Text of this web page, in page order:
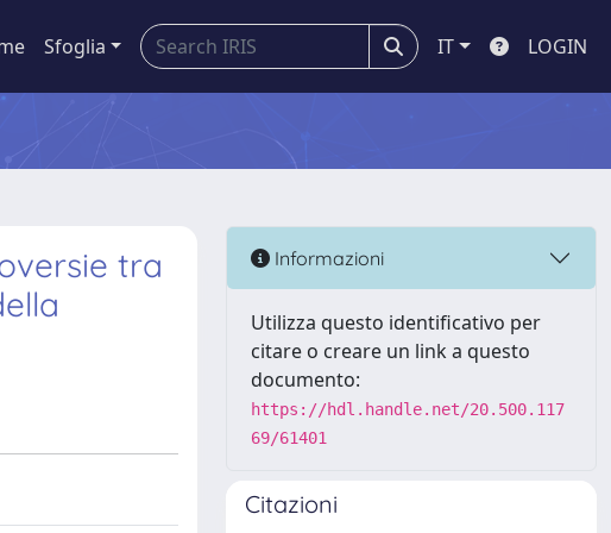
Sfoglia IT LOGIN
tra
Informazioni
Utilizza questo identificativo per
citare o creare un link a questo
documento:
https://hdl.handle.net/20.500.117
69/61401
Citazioni